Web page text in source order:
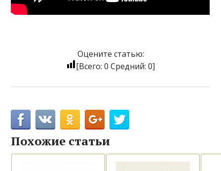
Оцените статью:
[Всего: 0 Средний: 0]
Похожие статьи